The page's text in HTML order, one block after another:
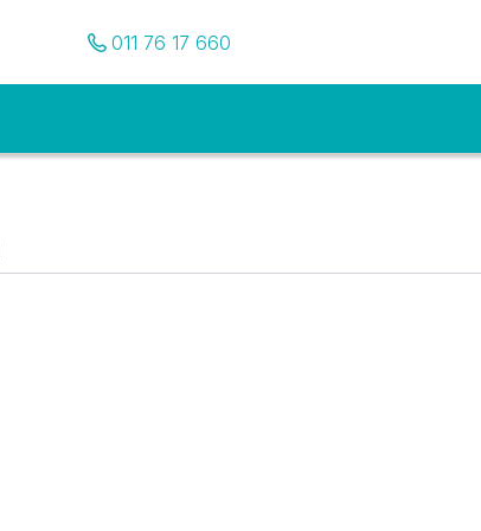
Pozovite nas
011 76 17 660